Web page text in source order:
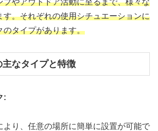
プやアウトドア活動に至るまで、様々な
す。それぞれの使用シチュエーションに
のタイプがあります。
なタイプと特徴
:
より、任意の場所に簡単に設置が可能で